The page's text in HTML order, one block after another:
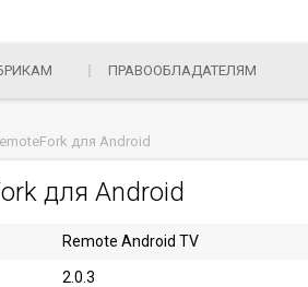
ПРАВООБЛАДАТЕЛЯМ
для Android
для Android
Remote Android TV
2.0.3